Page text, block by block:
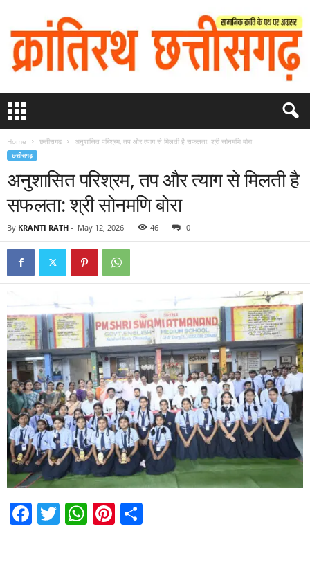
Home छत्तीसगढ़ अनुशासित परिश्रम, तप और त्याग से मिलती है सफलता: श्री सोनमणि बोरा
छत्तीसगढ़
अनुशासित परिश्रम, तप और त्याग से मिलती है
सफलता: श्री सोनमणि बोरा
By KRANTI RATH - May 12, 2026 46 0
F
T
W
Pi